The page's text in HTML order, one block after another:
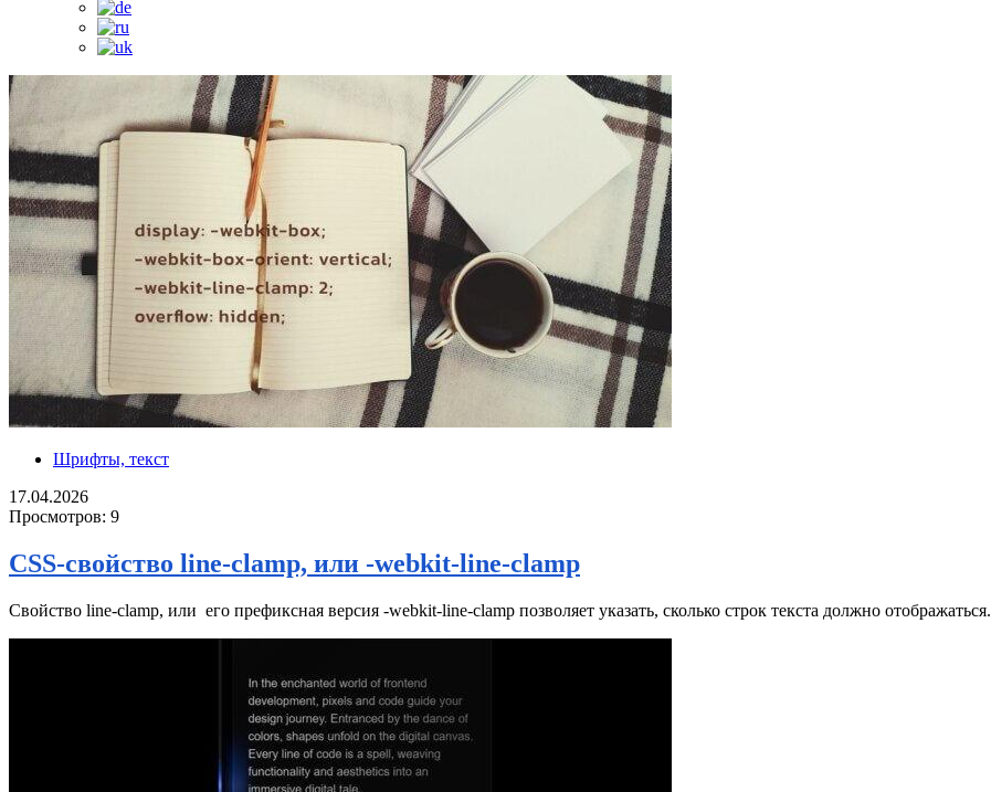
Шрифты, текст
17.04.2026
Просмотров: 9
CSS-свойство line-clamp, или -webkit-line-clamp
Свойство line-clamp, или его префиксная версия -webkit-line-clamp позволяет указать, сколько строк текста должно отображаться.